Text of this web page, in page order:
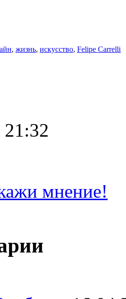
, жизнь, искусство, Felipe Carrelli
21:32
мнение!